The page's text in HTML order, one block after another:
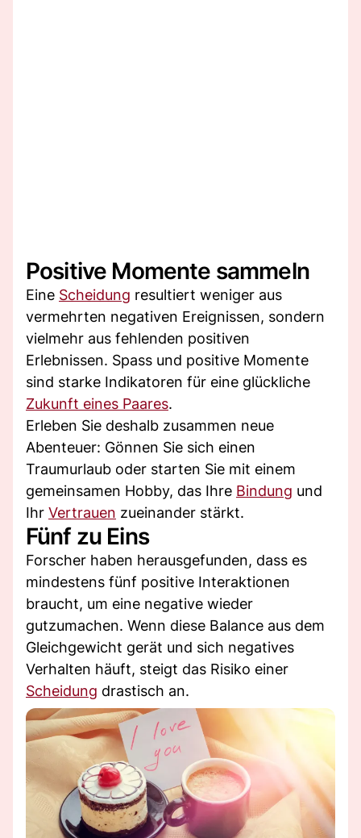
Positive Momente sammeln
Eine Scheidung resultiert weniger aus
vermehrten negativen Ereignissen, sondern
vielmehr aus fehlenden positiven
Erlebnissen. Spass und positive Momente
sind starke Indikatoren für eine glückliche
Zukunft eines Paares.
Erleben Sie deshalb zusammen neue
Abenteuer: Gönnen Sie sich einen
Traumurlaub oder starten Sie mit einem
gemeinsamen Hobby, das Ihre Bindung und
Ihr Vertrauen zueinander stärkt.
Fünf zu Eins
Forscher haben herausgefunden, dass es
mindestens fünf positive Interaktionen
braucht, um eine negative wieder
gutzumachen. Wenn diese Balance aus dem
Gleichgewicht gerät und sich negatives
Verhalten häuft, steigt das Risiko einer
Scheidung drastisch an.